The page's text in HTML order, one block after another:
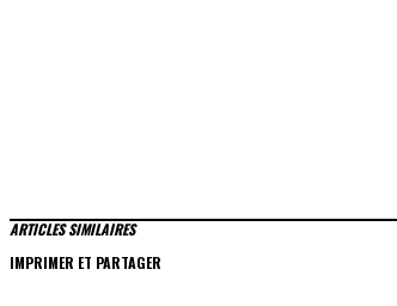
ARTICLES SIMILAIRES
IMPRIMER ET PARTAGER